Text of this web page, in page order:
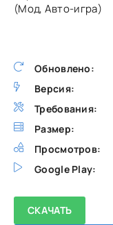
Обновлено:
Версия:
Требования:
Размер:
Просмотров:
Google Play:
СКАЧАТЬ